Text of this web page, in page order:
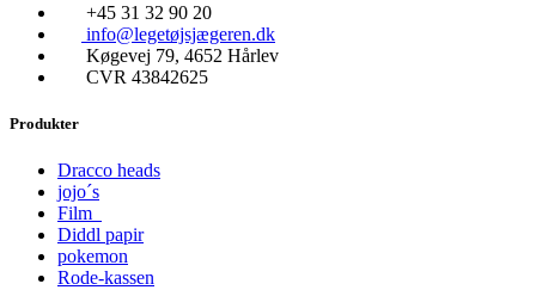
+45 31 32 90 20
info@legetøjsjægeren.dk
Køgevej 79, 4652 Hårlev
CVR 43842625
Produkter
Dracco heads
jojo´s
Film
Diddl papir
pokemon
Rode-kassen